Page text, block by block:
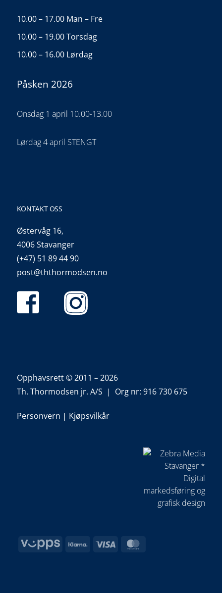
10.00 – 17.00 Man – Fre
10.00 – 19.00 Torsdag
10.00 – 16.00 Lørdag
Påsken 2026
Onsdag 1 april 10.00-13.00
Lørdag 4 april STENGT
KONTAKT OSS
Østervåg 16,
4006 Stavanger
(+47) 51 89 44 90
post@ththormodsen.no
Opphavsrett © 2011 – 2026
Th. Thormodsen jr. A/S | Org nr: 916 730 675
Personvern | Kjøpsvilkår
Vipps Klarna Visa